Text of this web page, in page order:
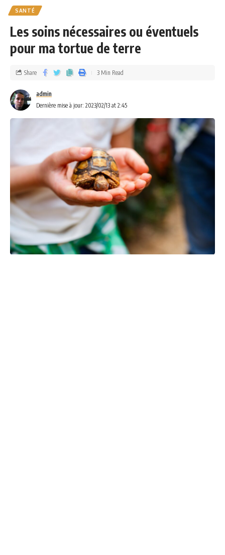
SANTÉ
Les soins nécessaires ou éventuels
pour ma tortue de terre
admin
Dernière mise à jour: 2023/02/13 at 2:45
Share 3 Min Read